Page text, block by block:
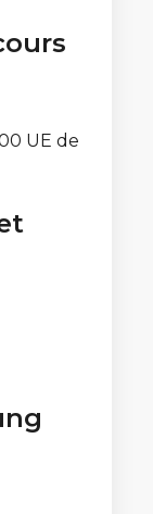
UE de